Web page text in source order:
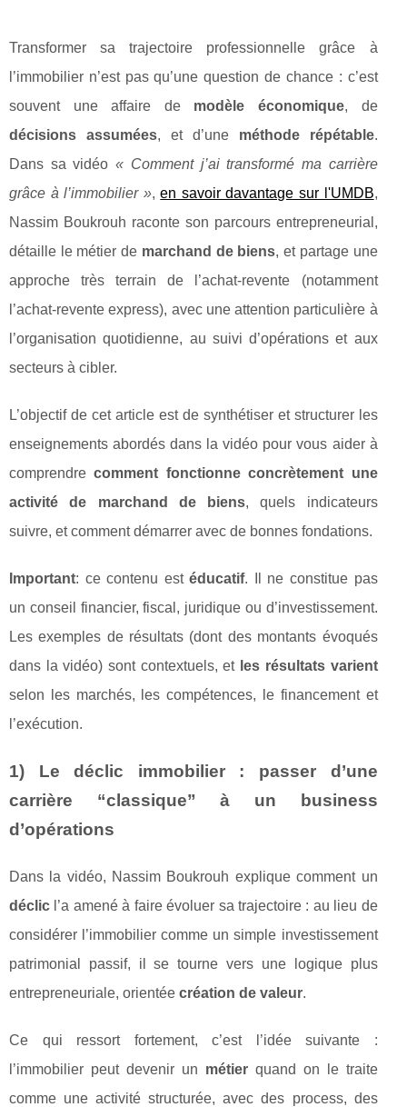
Transformer sa trajectoire professionnelle grâce à
l’immobilier n’est pas qu’une question de chance : c’est
souvent une affaire de modèle économique, de
décisions assumées, et d’une méthode répétable.
Dans sa vidéo« Comment j’ai transformé ma carrière
grâce à l’immobilier »,en savoir davantage sur l'UMDB,
Nassim Boukrouh raconte son parcours entrepreneurial,
détaille le métier de marchand de biens, et partage une
approche très terrain de l’achat‑revente (notamment
l’achat‑revente express), avec une attention particulière à
l’organisation quotidienne, au suivi d’opérations et aux
secteurs à cibler.
L’objectif de cet article est de synthétiser et structurer les
enseignements abordés dans la vidéo pour vous aider à
comprendrecomment fonctionne concrètement une
activité de marchand de biens, quels indicateurs
suivre, et comment démarrer avec de bonnes fondations.
Important: ce contenu estéducatif. Il ne constitue pas
un conseil financier, fiscal, juridique ou d’investissement.
Les exemples de résultats (dont des montants évoqués
dans la vidéo) sont contextuels, et les résultats varient
selon les marchés, les compétences, le financement et
l’exécution.
1) Le déclic immobilier : passer d’une
carrière “classique” à un business
d’opérations
Dans la vidéo, Nassim Boukrouh explique comment un
déclic l’a amené à faire évoluer sa trajectoire : au lieu de
considérer l’immobilier comme un simple investissement
patrimonial passif, il se tourne vers une logique plus
entrepreneuriale, orientée création de valeur.
Ce qui ressort fortement, c’est l’idée suivante :
l’immobilier peut devenir un métierquand on le traite
comme une activité structurée, avec des process, des